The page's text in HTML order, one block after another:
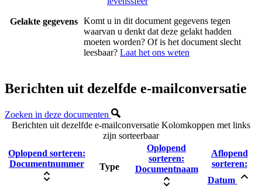
Gelakte gegevens Komt u in dit document gegevens tegen
waarvan u denkt dat deze gelakt hadden
moeten worden? Of is het document slecht
leesbaar? Laat het ons weten
Berichten uit dezelfde e-mailconversatie
Zoeken in deze documenten
Berichten uit dezelfde e-mailconversatie Kolomkoppen met links
zijn sorteerbaar
Oplopend sorteren:
Documentnummer
Type
Oplopend
sorteren:
Documentnaam
Aflopend
sorteren:
Datum